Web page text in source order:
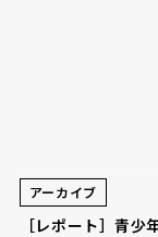
アーカイブ
［レポート］青